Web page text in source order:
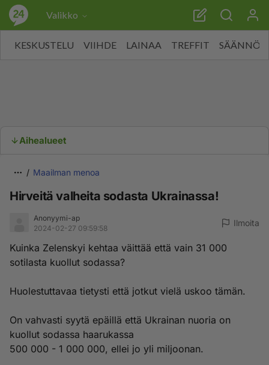
Valikko
KESKUSTELU VIIHDE LAINAA TREFFIT SÄÄNNÖT
Aihealueet
Maailman menoa
Hirveitä valheita sodasta Ukrainassa!
Anonyymi-ap
2024-02-27 09:59:58
Ilmoita
Kuinka Zelenskyi kehtaa väittää että vain 31 000
sotilasta kuollut sodassa?
Huolestuttavaa tietysti että jotkut vielä uskoo tämän.
On vahvasti syytä epäillä että Ukrainan nuoria on
kuollut sodassa haarukassa
500 000 - 1 000 000, ellei jo yli miljoonan.